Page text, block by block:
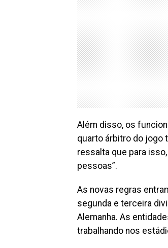
Além disso, os
quarto árbitro do jogo
ressalta que para
pessoas”.
As novas regras
segunda e terceira
Alemanha. As
trabalhando nos